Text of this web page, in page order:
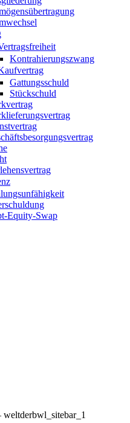
Kontrahierungszwang
Gattungsschuld
Stückschuld
Equity-Swap